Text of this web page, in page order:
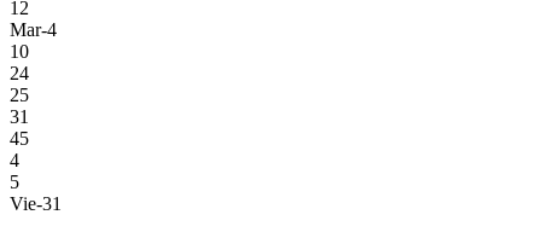
12
Mar-4
10
24
25
31
45
4
5
Vie-31